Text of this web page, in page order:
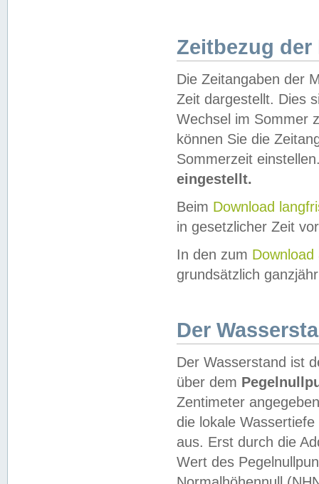
Zeitbezug der
Die Zeitangaben der
Zeit dargestellt. Dies
Wechsel im Sommer
können Sie die
Sommerzeit
eingestellt.
Beim Download
in gesetzlicher Zeit
In den zum Download
grundsätzlich
Der
Der Wasserstand ist
über dem
Zentimeter
die lokale
aus. Erst durch die
Wert des